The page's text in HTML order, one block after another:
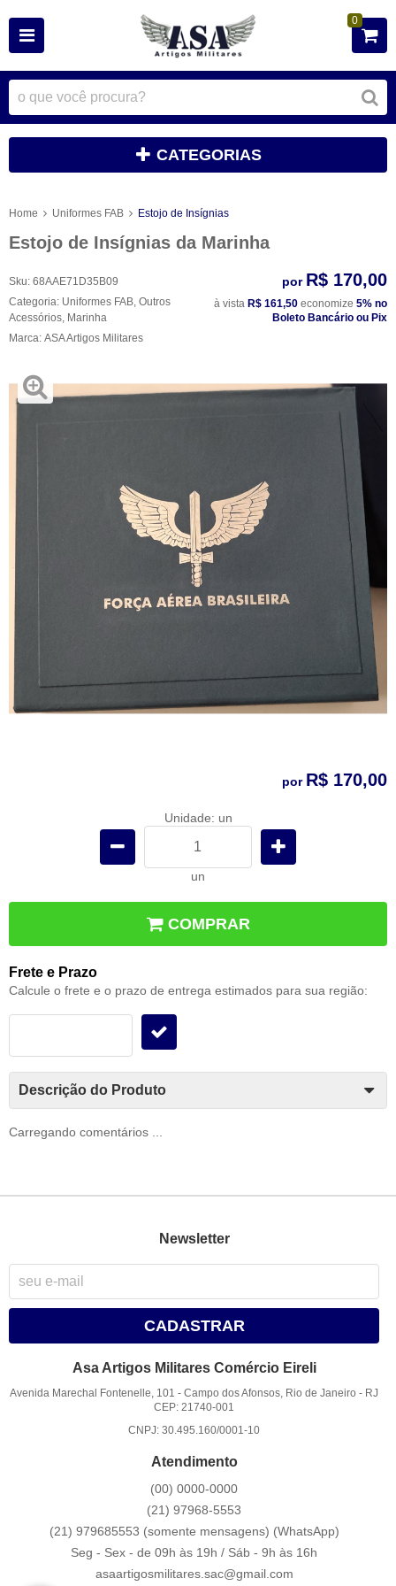
0
CATEGORIAS
Home Uniformes FAB Estojo de Insígnias
Estojo de Insígnias da Marinha
Sku: 68AAE71D35B09
Categoria: Uniformes FAB Outros
Acessórios Marinha
Marca: ASA Artigos Militares
por R$ 170,00
à vista R$ 161,50 economize 5% no
Boleto Bancário ou Pix
por R$ 170,00
Unidade: un
un
COMPRAR
Frete e Prazo
Calcule o frete e o prazo de entrega estimados para sua região:
Descrição do Produto
Carregando comentários ...
Newsletter
CADASTRAR
Asa Artigos Militares Comércio Eireli
Avenida Marechal Fontenelle, 101 -Campo dos Afonsos, Rio de Janeiro - RJ
CEP: 21740-001
CNPJ: 30.495.160/0001-10
Atendimento
(00) 0000-0000
(21) 97968-5553
(21) 979685553 (somente mensagens) (WhatsApp)
Seg - Sex - de 09h às 19h / Sáb - 9h às 16h
asaartigosmilitares.sac@gmail.com